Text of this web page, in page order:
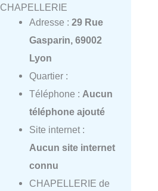
CHAPELLERIE
Adresse : 29 Rue
Gasparin, 69002
Lyon
Quartier :
Téléphone : Aucun
téléphone ajouté
Site internet :
Aucun site internet
connu
CHAPELLERIE de